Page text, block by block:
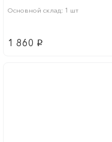
Основной склад: 1 шт
1 860 p